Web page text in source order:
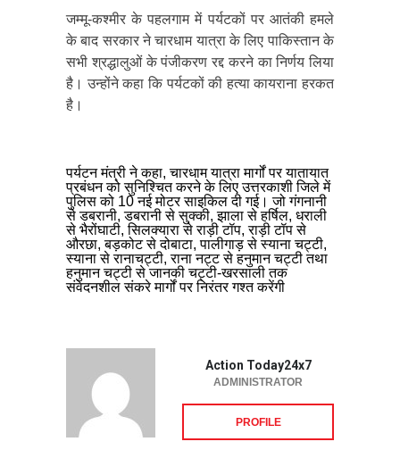
जम्मू-कश्मीर के पहलगाम में पर्यटकों पर आतंकी हमले
के बाद सरकार ने चारधाम यात्रा के लिए पाकिस्तान के
सभी श्रद्धालुओं के पंजीकरण रद्द करने का निर्णय लिया
है। उन्होंने कहा कि पर्यटकों की हत्या कायराना हरकत
है।
पर्यटन मंत्री ने कहा, चारधाम यात्रा मार्गों पर यातायात
प्रबंधन को सुनिश्चित करने के लिए उत्तरकाशी जिले में
पुलिस को 10 नई मोटर साइकिल दी गई। जो गंगनानी
से डबरानी, डबरानी से सुक्की, झाला से हर्षिल, धराली
से भैरोंघाटी, सिलक्यारा से राड़ी टॉप, राड़ी टॉप से
औरछा, बड़कोट से दोबाटा, पालीगाड़ से स्याना चट्टी,
स्याना से रानाचट्टी, राना नट्ट से हनुमान चट्टी तथा
हनुमान चट्टी से जानकी चट्टी-खरसाली तक
संवेदनशील संकरे मार्गों पर निरंतर गश्त करेंगी
Action Today24x7
ADMINISTRATOR
PROFILE